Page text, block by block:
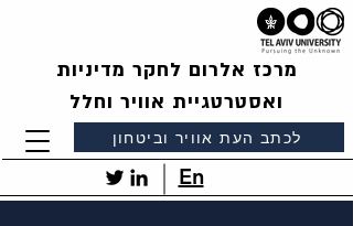
לכתב העת אוויר וביטחון
מרכז אלרום לחקר מדיניות
ואסטרטגיית אוויר וחלל
En